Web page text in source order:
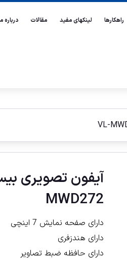
راهکارها لینکهای مفید مقالات
درباره
MWD272
دارای صفحه نمایش 7 اینچی
دارای هندزفری
دارای حافظه ضبط تصاوير